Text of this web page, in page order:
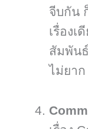
จีบกัน
เรื่อง
สัมพัน
ไม่ยาก